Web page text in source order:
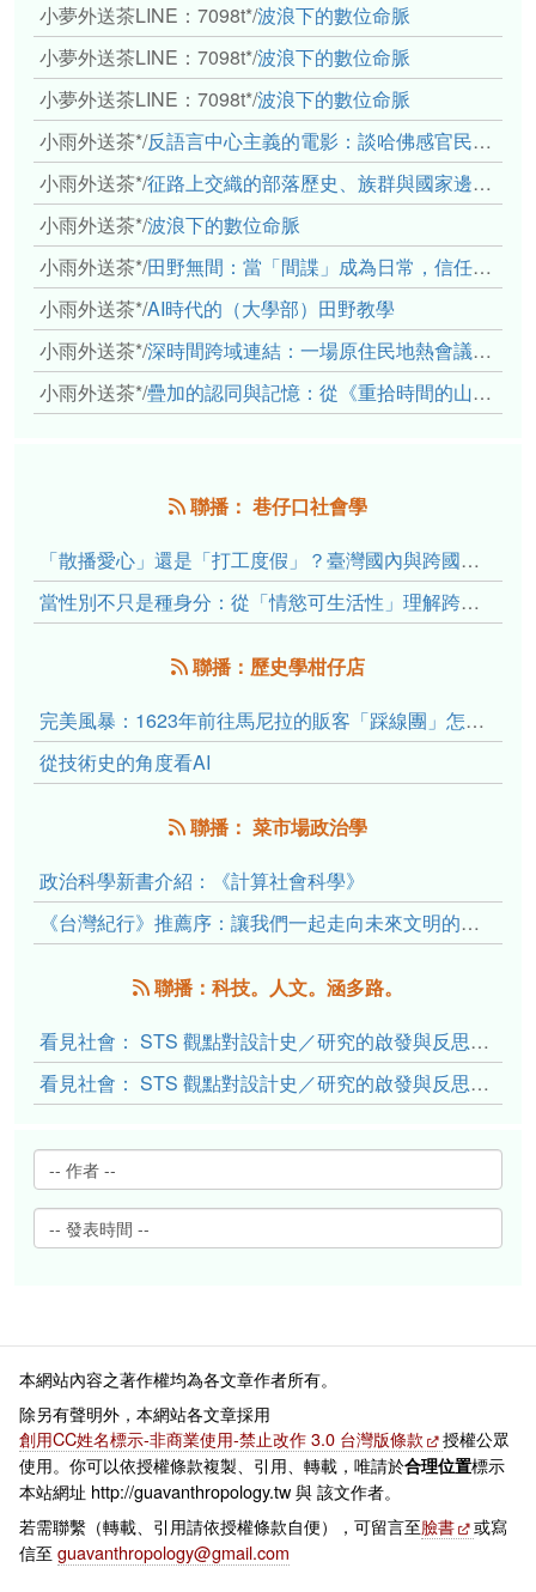
小夢外送茶LINE：7098t*/波浪下的數位命脈
小夢外送茶LINE：7098t*/波浪下的數位命脈
小夢外送茶LINE：7098t*/波浪下的數位命脈
小雨外送茶*/反語言中心主義的電影：談哈佛感官民族誌實驗室
小雨外送茶*/征路上交織的部落歷史、族群與國家邊界敘事： 《路有多長》、《高砂的翅膀》、《檔案／李光輝》
小雨外送茶*/波浪下的數位命脈
小雨外送茶*/田野無間：當「間諜」成為日常，信任角力下的情感伏流
小雨外送茶*/AI時代的（大學部）田野教學
小雨外送茶*/深時間跨域連結：一場原住民地熱會議的初步觀察
小雨外送茶*/疊加的認同與記憶：從《重拾時間的山語》探討「我們的」立場性(positionality)
聯播： 巷仔口社會學
「散播愛心」還是「打工度假」？臺灣國內與跨國捐卵的利他修辭、金錢動機與身體代價
當性別不只是種身分：從「情慾可生活性」理解跨性別者的身體、慾望與認同探索
聯播：歷史學柑仔店
完美風暴：1623年前往馬尼拉的販客「踩線團」怎麼會困死於澎湖?
從技術史的角度看AI
聯播： 菜市場政治學
政治科學新書介紹：《計算社會科學》
《台灣紀行》推薦序：讓我們一起走向未來文明的備忘錄
聯播：科技。人文。涵多路。
看見社會： STS 觀點對設計史／研究的啟發與反思（下）
看見社會： STS 觀點對設計史／研究的啟發與反思（上）
本網站內容之著作權均為各文章作者所有。
除另有聲明外，本網站各文章採用
創用CC姓名標示-非商業使用-禁止改作 3.0 台灣版條款
授權公眾
使用。你可以依授權條款複製、引用、轉載，唯請於合理位置標示
本站網址 http://guavanthropology.tw 與 該文作者。
若需聯繫（轉載、引用請依授權條款自便），可留言至臉書
或寫
信至 guavanthropology@gmail.com